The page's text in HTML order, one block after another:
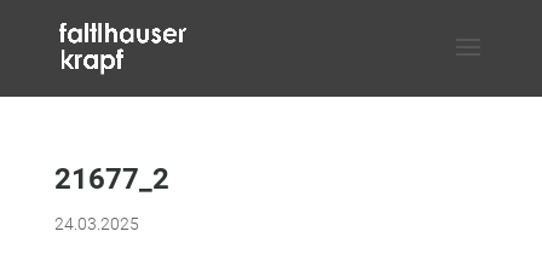
21677_2
24.03.2025